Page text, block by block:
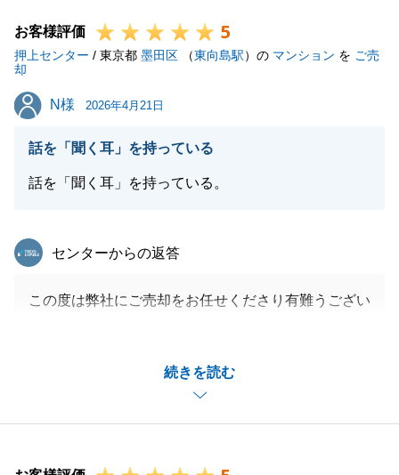
ますが、少しでも安心して進めていただけるよう、先
回りのご案内を心掛けてまいりました。
ご友人やお知り合いの方で不動産について売買問わ
ご紹介くださいませ。
今回Ｈ様とお会いできたのもご縁かと思いますので、
素敵な新生活をお送りください。
お客様評価 5
押上センター / 東京都 墨田区 （東向島駅）の マンション を ご売
却
N様
N様 2026年4月21日
話を「聞く耳」を持っている
話を「聞く耳」を持っている。
続きを読む
東急リバブル
センターからの返答
この度は弊社にご売却をお任せくださり有難うござい
鋭意販売活動に注力して参ります。
今後ともどうぞ宜しくお願いいたします。